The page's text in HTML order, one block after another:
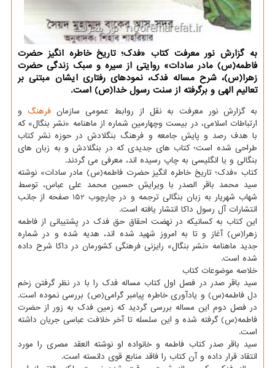
به گزارش نور معرفت کتاب «فدک؛ تاریخ خاطره انگیز حضرت
فاطمه(س) مادر سادات» روایتی از ﺳﯿﺮه و ﺳﺒﮏ زﻧﺪﮔﯽ ﺣﻀﺮت
زﻫﺮا(س)، شرح مساله فدک، ﻧﻤﻮدﻫﺎی رﻓﺘﺎری ایشان ﻣﺒﺘﻨﯽ ﺑﺮ
ﺗﻌﺎﻟﯿﻢ اﻟﻬﯽ و ﺑﺮﮔﺮﻓﺘﻪ از ﺳﻨﺖ رﺳﻮل ﺧﺪا(ص) است.
به گزارش نور معرفت به نقل از روابط عمومی سازمان فرهنگ و
ارتباطات اسلامی، در بیست وچهارمین شماره از ماهنامه «نشر بنگال» که
با هدف رصد و پایش جامعه و فرهنگ بنگلادش در حوزه نشر کتاب
طراحی شده است؛ کتاب های جدیدی که در بنگلادش و به زبان های
بنگالی و یا انگلیسی به چاپ رسیده اند، معرفی می گردند.
کتاب «فدک؛ تاریخ خاطره انگیز حضرت فاطمه(س) مادر سادات» نوشته
سید محمد باقر الصدر با ویرایش حسین محمد علی عباس، توسط
شهاب شهریار به زبان بنگالی ترجمه و در چارچوب 152 صفحه از جانب
انتشارات آل رسول داکا انتشار یافته است.
این کتاب به کسانیکه در نهضت احقاق حق فدک در پشتیبانی از فاطمه
زهرا(س) آغاز و تا به امروز شهید شده اند، هدیه شده و در شماره
جدید ماهنامه «نشر بنگال» رایزنی فرهنگی کشورمان در داکا شرح داده
شده است.
خلاصه موضوعات کتاب
سید باقر صدر در فصل اول کتاب مساله فدک را با در نظر گرفتن زخم
دل فاطمه(س) و یادآوری خاطره پیامبر گرامی(ص) بررسی نموده است.
در فصل دوم این مساله بررسی گردید که زمین فدک به زور از حضرت
فاطمه(س) گرفته شده و این سلسله تا آخر خلافت عباسی جریان داشته
است.
سید باقر صدر کتاب فاطمه و خانواده او نوشته العقد مصری را مورد
انتقاد قرار داده و آن کتاب را فاقد منابع قوی دانسته است.